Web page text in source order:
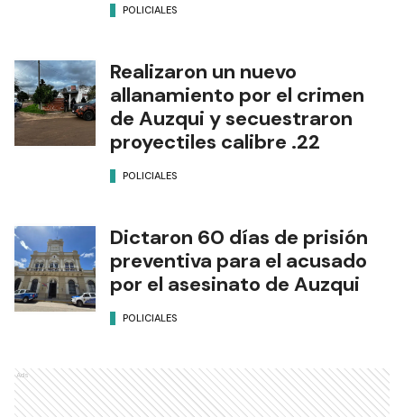
POLICIALES
Realizaron un nuevo
allanamiento por el crimen
de Auzqui y secuestraron
proyectiles calibre .22
POLICIALES
Dictaron 60 días de prisión
preventiva para el acusado
por el asesinato de Auzqui
POLICIALES
Ads